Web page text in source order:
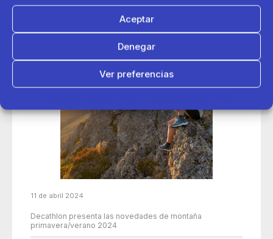
Aceptar
Denegar
Ver preferencias
11 de abril 2024
Decathlon presenta las novedades de montaña
primavera/verano 2024